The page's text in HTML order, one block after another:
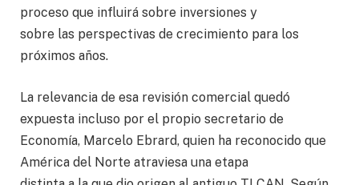
proceso que influirá sobre inversiones y
sobre las perspectivas de crecimiento para los
próximos años.
La relevancia de esa revisión comercial quedó
expuesta incluso por el propio secretario de
Economía, Marcelo Ebrard, quien ha reconocido que
América del Norte atraviesa una etapa